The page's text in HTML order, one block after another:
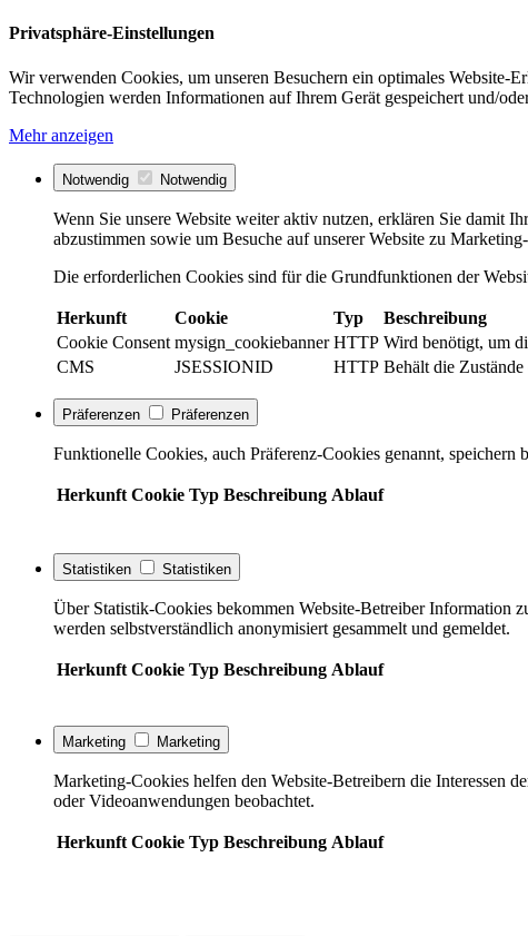
Privatsphäre-Einstellungen
Wir verwenden Cookies, um unseren Besuchern ein optimales
Technologien werden Informationen auf Ihrem Gerät gespeichert und/
Mehr anzeigen
Notwendig Notwendig
Wenn Sie unsere Website weiter aktiv nutzen, erklären Sie damit
abzustimmen sowie um Besuche auf unserer Website zu
Die erforderlichen Cookies sind für die Grundfunktionen der
Herkunft Cookie Typ Beschreibung
Cookie Consent mysign_cookiebanner HTTP Wird benötigt, um
CMS
JSESSIONID HTTP Behält die Zustände
Präferenzen Präferenzen
Funktionelle Cookies, auch Präferenz-Cookies genannt,
Herkunft Cookie Typ Beschreibung Ablauf
Statistiken Statistiken
Über Statistik-Cookies bekommen Website-Betreiber Information
werden selbstverständlich anonymisiert gesammelt und gemeldet.
Herkunft Cookie Typ Beschreibung Ablauf
Marketing Marketing
Marketing-Cookies helfen den Website-Betreibern die Interessen
oder Videoanwendungen beobachtet.
Herkunft Cookie Typ Beschreibung Ablauf